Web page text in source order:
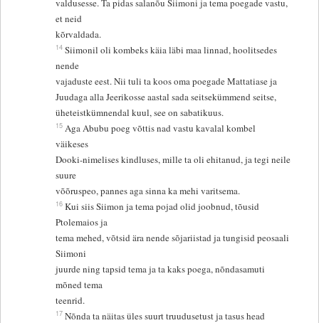
valdusesse. Ta pidas salanõu Siimoni ja tema poegade vastu,
et neid
kõrvaldada.
14 Siimonil oli kombeks käia läbi maa linnad, hoolitsedes
nende
vajaduste eest. Nii tuli ta koos oma poegade Mattatiase ja
Juudaga alla Jeerikosse aastal sada seitsekümmend seitse,
üheteistkümnendal kuul, see on sabatikuus.
15 Aga Abubu poeg võttis nad vastu kavalal kombel
väikeses
Dooki-nimelises kindluses, mille ta oli ehitanud, ja tegi neile
suure
võõruspeo, pannes aga sinna ka mehi varitsema.
16 Kui siis Siimon ja tema pojad olid joobnud, tõusid
Ptolemaios ja
tema mehed, võtsid ära nende sõjariistad ja tungisid peosaali
Siimoni
juurde ning tapsid tema ja ta kaks poega, nõndasamuti
mõned tema
teenrid.
17 Nõnda ta näitas üles suurt truudusetust ja tasus head